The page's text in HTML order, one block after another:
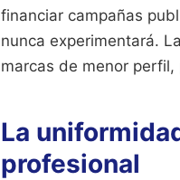
financiar campañas
nunca experimentará.
marcas de menor
La
profesional